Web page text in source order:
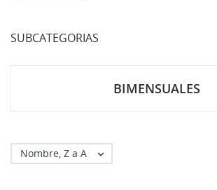
SUBCATEGORIAS
BIMENSUALES
Nombre, Z a A 